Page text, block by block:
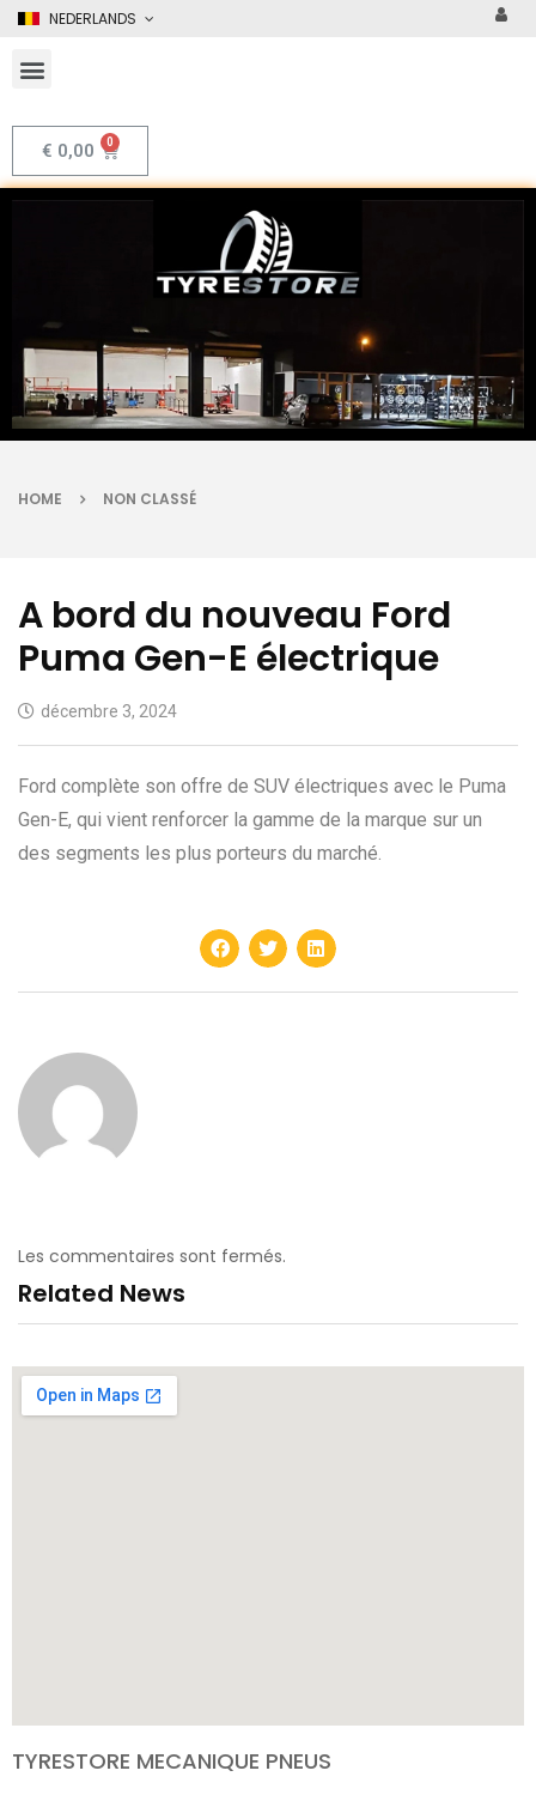
NEDERLANDS
€ 0,00
HOME NON CLASSÉ
A bord du nouveau Ford
Puma Gen-E électrique
décembre 3, 2024
Ford complète son offre de SUV électriques avec le Puma
Gen-E, qui vient renforcer la gamme de la marque sur un
des segments les plus porteurs du marché.
Les commentaires sont fermés.
Related News
TYRESTORE MECANIQUE PNEUS